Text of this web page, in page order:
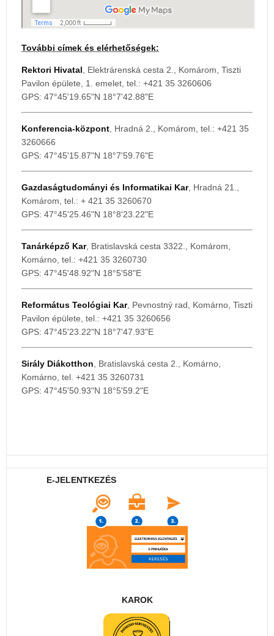
További címek és elérhetőségek:
Rektori Hivatal , Elektrárenská cesta 2., Komárom, Tiszti
Pavilon épülete, 1. emelet, tel.: +421 35 3260606
GPS: 47°45'19.65"N 18°7'42.88"E
Konferencia-központ , Hradná 2., Komárom, tel.: +421 35
3260666
GPS: 47°45'15.87"N 18°7'59.76"E
Gazdaságtudományi és Informatikai Kar, Hradná 21.,
Komárom, tel.: + 421 35 3260670
GPS: 47°45'25.46"N 18°8'23.22"E
Tanárképző Kar, Bratislavská cesta 3322., Komárom,
Komárno, tel.: +421 35 3260730
GPS: 47°45'48.92"N 18°5'58"E
Református Teológiai Kar, Pevnostný rad, Komárno, Tiszti
Pavilon épülete, tel.: +421 35 3260656
GPS: 47°45'23.22"N 18°7'47.93"E
Sirály Diákotthon , Bratislavská cesta 2., Komárno,
Komárno, tel. +421 35 3260731
GPS: 47°45'50.93"N 18°5'59.2"E
E-JELENTKEZÉS
KAROK